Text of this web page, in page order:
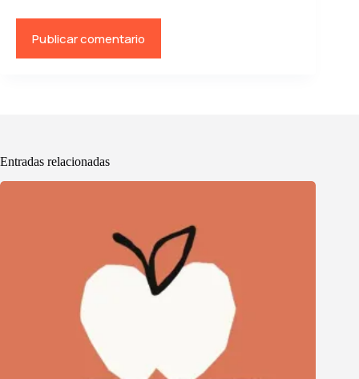
Publicar comentario
Entradas relacionadas